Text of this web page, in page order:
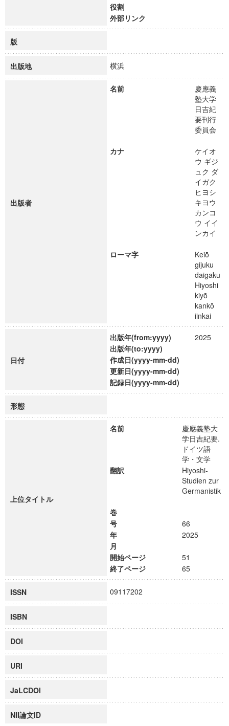
役割
外部リンク
版
出版地 横浜
出版者
名前
慶應義
塾大学
日吉紀
要刊行
委員会
カナ
ケイオ
ウ ギジ
ュク ダ
イガク
ヒヨシ
キヨウ
カンコ
ウ イイ
ンカイ
ローマ字
Keiō
gijuku
daigaku
Hiyoshi
kiyō
kankō
iinkai
日付
出版年(from:yyyy)
2025
出版年(to:yyyy)
作成日(yyyy-mm-dd)
更新日(yyyy-mm-dd)
記録日(yyyy-mm-dd)
形態
上位タイトル
名前
慶應義塾大
学日吉紀要.
ドイツ語
学・文学
翻訳
Hiyoshi-
Studien zur
Germanistik
巻
号
66
年
2025
月
開始ページ
51
終了ページ
65
ISSN 09117202
ISBN
DOI
URI
JaLCDOI
NII論文ID